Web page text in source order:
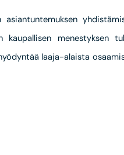
kaupallisen menestyksen
laaja-alaista